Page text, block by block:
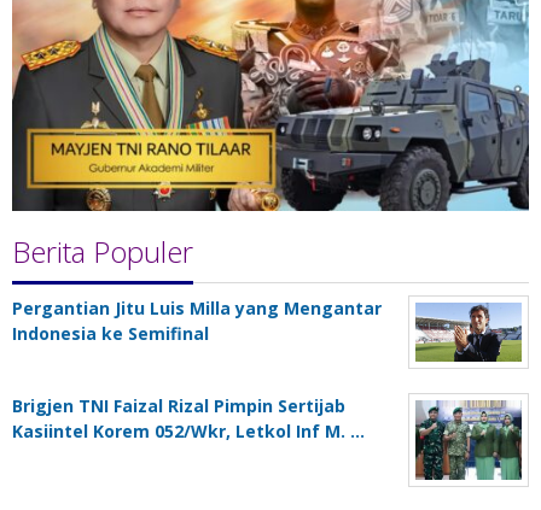
Berita Populer
Pergantian Jitu Luis Milla yang Mengantar
Indonesia ke Semifinal
Brigjen TNI Faizal Rizal Pimpin Sertijab
Kasiintel Korem 052/Wkr, Letkol Inf M. …